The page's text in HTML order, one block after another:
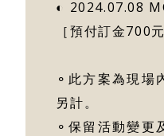
◐ 2024.07.08
［預付訂金700
⚬此方案為現場
另計。
⚬保留活動變更